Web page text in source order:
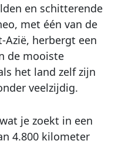
en schitterende
met één van de
herbergt een
de mooiste
het land zelf zijn
veelzijdig.
je zoekt in een
4.800 kilometer